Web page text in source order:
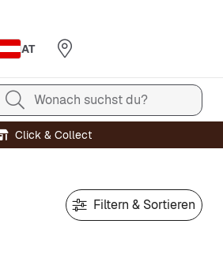
AT
Wonach suchst du?
Click & Collect
Filtern & Sortieren